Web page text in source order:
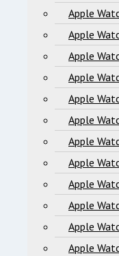
Apple
Apple
Apple
Apple
Apple
Apple
Apple
Apple
Apple
Apple
Apple
Apple